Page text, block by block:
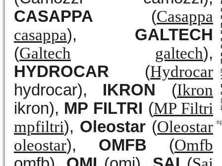
CASAPPA (Casappa
casappa), GALTECH
(Galtech galtech),
HYDROCAR (Hydrocar
hydrocar), IKRON (Ikron
ikron), MP FILTRI (MP Filtri
mpfiltri), Oleostar(Oleostar
oleostar), OMFB (Omfb
(